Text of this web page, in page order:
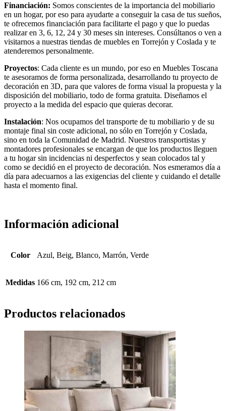
Financiación: Somos conscientes de la importancia del mobiliario
en un hogar, por eso para ayudarte a conseguir la casa de tus sueños,
te ofrecemos financiación para facilitarte el pago y que lo puedas
realizar en 3, 6, 12, 24 y 30 meses sin intereses. Consúltanos o ven a
visitarnos a nuestras tiendas de muebles en Torrejón y Coslada y te
atenderemos personalmente.
Proyectos: Cada cliente es un mundo, por eso en Muebles Toscana
te asesoramos de forma personalizada, desarrollando tu proyecto de
decoración en 3D, para que valores de forma visual la propuesta y la
disposición del mobiliario, todo de forma gratuita. Diseñamos el
proyecto a la medida del espacio que quieras decorar.
Instalación: Nos ocupamos del transporte de tu mobiliario y de su
montaje final sin coste adicional, no sólo en Torrejón y Coslada,
sino en toda la Comunidad de Madrid. Nuestros transportistas y
montadores profesionales se encargan de que los productos lleguen
a tu hogar sin incidencias ni desperfectos y sean colocados tal y
como se decidió en el proyecto de decoración. Nos esmeramos día a
día para adecuarnos a las exigencias del cliente y cuidando el detalle
hasta el momento final.
Información adicional
Color Azul, Beig, Blanco, Marrón, Verde
Medidas 166 cm, 192 cm, 212 cm
Productos relacionados